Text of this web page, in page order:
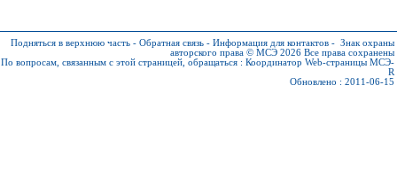
Подняться в верхнюю часть - Обратная связь - Информация для контактов - Знак охраны
авторского права © МСЭ 2026 Все права сохранены
По вопросам, связанным с этой страницей, обращаться : Координатор Web-страницы МСЭ-
R
Обновлено : 2011-06-15